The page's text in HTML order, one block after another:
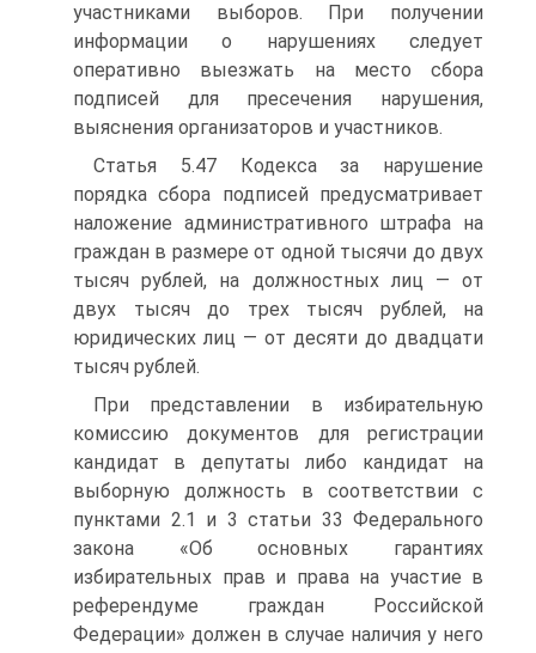
участниками выборов. При получении
информации о нарушениях следует
оперативно выезжать на место сбора
подписей для пресечения нарушения,
выяснения организаторов и участников.
Статья 5.47 Кодекса за нарушение
порядка сбора подписей предусматривает
наложение административного штрафа на
граждан в размере от одной тысячи до двух
тысяч рублей, на должностных лиц — от
двух тысяч до трех тысяч рублей, на
юридических лиц — от десяти до двадцати
тысяч рублей.
При представлении в избирательную
комиссию документов для регистрации
кандидат в депутаты либо кандидат на
выборную должность в соответствии с
пунктами 2.1 и 3 статьи 33 Федерального
закона «Об основных гарантиях
избирательных прав и права на участие в
референдуме граждан Российской
Федерации» должен в случае наличия у него